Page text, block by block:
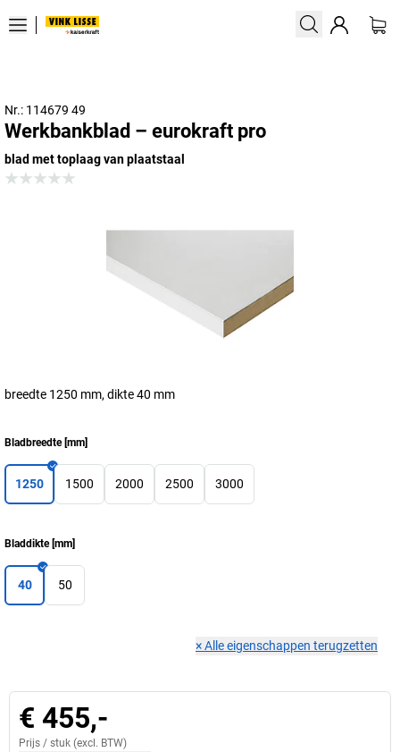
Nr.: 114679 49
Werkbankblad – eurokraft pro
blad met toplaag van plaatstaal
breedte 1250 mm, dikte 40 mm
Bladbreedte[mm]
1250 1500 2000 2500 3000
Bladdikte[mm]
40 50
×Alle eigenschappen terugzetten
€ 455,-
Prijs / stuk (excl. BTW)